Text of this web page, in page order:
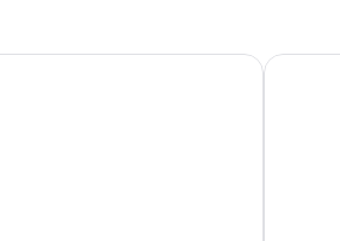
式 黃金天